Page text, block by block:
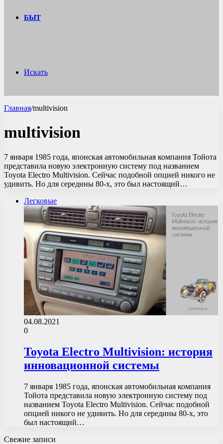
БЫТ
Искать
Главная/multivision
multivision
7 января 1985 года, японская автомобильная компания Тойота
представила новую электронную систему под названием
Toyota Electro Multivision. Сейчас подобной опцией никого не
удивить. Но для середины 80-х, это был настоящий…
Легковые
04.08.2021
0
Toyota Electro Multivision: история
инновационной системы
7 января 1985 года, японская автомобильная компания
Тойота представила новую электронную систему под
названием Toyota Electro Multivision. Сейчас подобной
опцией никого не удивить. Но для середины 80-х, это
был настоящий…
Свежие записи